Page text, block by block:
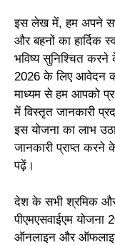
इस लेख में, हम अपने
और बहनों का हार्दिक
भविष्य सुनिश्चित करने
2026 के लिए आवेदन
माध्यम से हम आपको
में विस्तृत जानकारी
इस योजना का लाभ
जानकारी प्राप्त
पढ़ें।
देश के सभी श्रमिक
पीएमएसवाईएम
ऑनलाइन और